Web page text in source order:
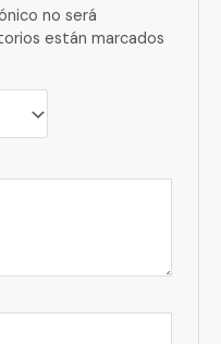
no será
están marcados